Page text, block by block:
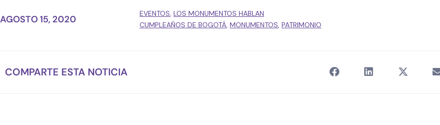
AGOSTO 15, 2020 EVENTOS, LOS MONUMENTOS HABLAN
CUMPLEAÑOS DE BOGOTÁ, MONUMENTOS, PATRIMONIO
COMPARTE ESTA NOTICIA